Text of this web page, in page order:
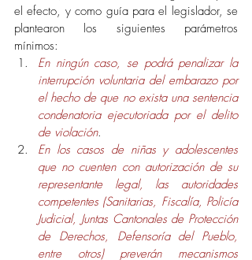
el efecto, y como guía para el legislador, se
plantearon los siguientes parámetros
mínimos:
En ningún caso, se podrá penalizar la
interrupción voluntaria del embarazo por
el hecho de que no exista una sentencia
condenatoria ejecutoriada por el delito
de violación.
En los casos de niñas y adolescentes
que no cuenten con autorización de su
representante legal, las autoridades
competentes (Sanitarias, Fiscalía, Policía
Judicial, Juntas Cantonales de Protección
de Derechos, Defensoría del Pueblo,
entre otros) preverán mecanismos